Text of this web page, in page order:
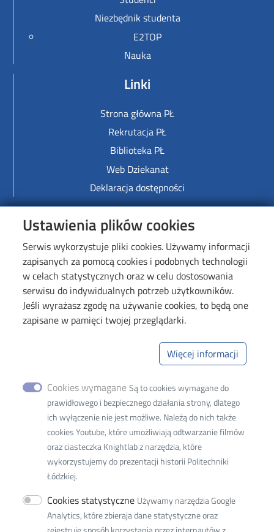
Ustawienia plików cookies
Serwis wykorzystuje pliki cookies. Używamy informacji
zapisanych za pomocą cookies i podobnych technologii
w celach statystycznych oraz w celu dostosowania
serwisu do indywidualnych potrzeb użytkowników.
Jeśli wyrażasz zgodę na używanie cookies, to będą one
zapisane w pamięci twojej przeglądarki.
Więcej informacji
Cookies wymagane Są to cookies wymagane do
prawidłowego i bezpiecznego działania strony, dlatego
ich wyłączenie nie jest możliwe. Należą do nich także
cookies Youtube, które umożliwiają odtwarzanie filmów
oraz ciasteczka Knightlab z narzędzia, które
wykorzystujemy do prezentacji historii Politechniki
Łódzkiej.
Cookies statystyczne Używamy narzędzia Google
Analytics, które zbieraja dane statystyczne oraz
Image
Politechnika Łódzka
Wydział Organizacji i Zarządzania
93-005 Łódź, ul. Wólczańska 221
Adres do korespondencji:
90-924 Łódź
ul. Żeromskiego 116
Adres do doręczeń elektronicznych (ADE):AE:PL-
77859-99877-ERVVB-29
tel. 42 631 37 68
e-mail:w8w8d@adm.p.lodz.pl
Niezbędnik studenta
E2TOP
Nauka
Linki
Strona główna PŁ
Rekrutacja PŁ
Biblioteka PŁ
Web Dziekanat
Deklaracja dostępności